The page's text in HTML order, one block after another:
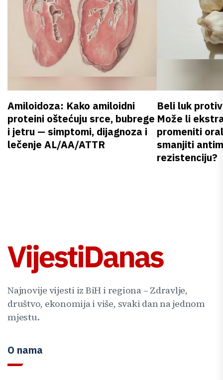
Amiloidoza: Kako amiloidni
proteini oštećuju srce, bubrege
i jetru — simptomi, dijagnoza i
lečenje AL/AA/ATTR
Beli luk
Može li
promeniti
smanjiti
rezistenciju?
Najnovije vijesti iz BiH i regiona – Zdravlje,
društvo, ekonomija i više, svaki dan na jednom
mjestu.
O nama